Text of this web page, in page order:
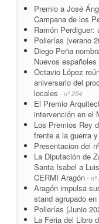
Premio a José
Campana de los
Ramón
Pollerías (verano
Diego Peña
Nuevos españoles
Octavio López
aniversario del
locales - nº 254
El Premio
intervención en el
Los Premios Rey
frente a la guerra
Presentacion del
La Diputación de
Santa Isabel a
CERMI Aragón - nº
Aragón impulsa
stand agrupado
Pollerías (Junio
La Feria del Libro